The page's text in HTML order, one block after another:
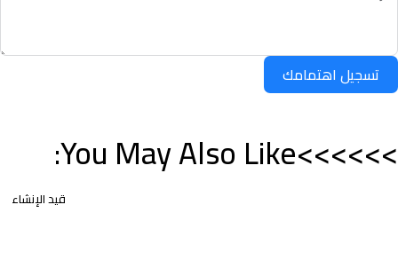
تسجيل اهتمامك
>>>>>>You May Also Like:
قيد الإنشاء